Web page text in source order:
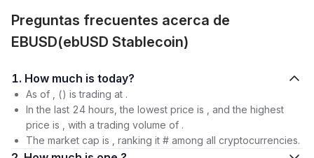
Preguntas frecuentes acerca de
EBUSD(ebUSD Stablecoin)
1. How much is today?
As of , () is trading at .
In the last 24 hours, the lowest price is , and the highest
price is , with a trading volume of .
The market cap is , ranking it # among all cryptocurrencies.